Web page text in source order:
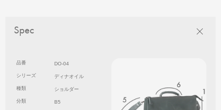
Spec
品番 DO-04
シリーズ ディナオイル
種類 ショルダー
分類 B5